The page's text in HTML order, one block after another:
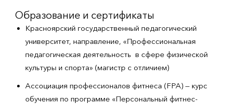
Образование и сертификаты
Красноярский государственный педагогический
университет, направление, «Профессиональная
педагогическая деятельность в сфере физической
культуры и спорта» (магистр с отличием)
Ассоциация профессионалов фитнеса (FPA) — курс
обучения по программе «Персональный фитнес-